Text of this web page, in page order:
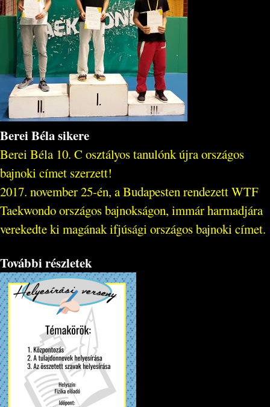
Berei Béla sikere
Berei Béla 10. C osztályos tanulónk újra országos
bajnoki címet szerzett!
2017. november 25-én, a Budapesten rendezett WTF
Taekwondo országos bajnokságon, immár harmadjára
verekedte ki magának ifjúsági országos bajnoki címet.
További részletek